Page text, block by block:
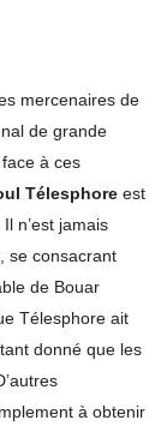
mercenaires de
de grande
à ces
Télesphore est
n’est jamais
se consacrant
de Bouar
Télesphore ait
donné que les
à obtenir